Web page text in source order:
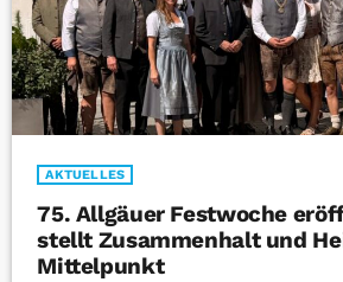
AKTUELLES
75. Allgäuer Festwoche
stellt Zusammenhalt und
Mittelpunkt